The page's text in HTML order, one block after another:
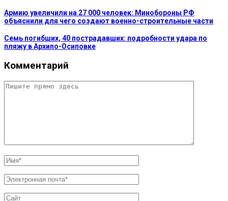
Армию увеличили на 27 000 человек: Минобороны РФ
объяснили для чего создают военно-строительные части
Семь погибших, 40 пострадавших: подробности удара по
пляжу в Архипо-Осиповке
Комментарий